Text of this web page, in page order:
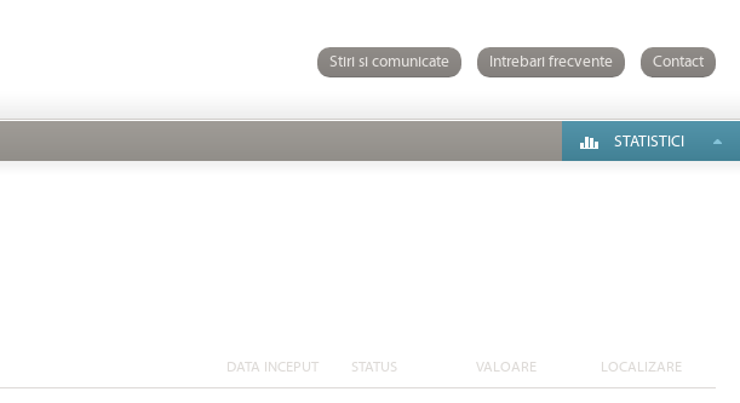
Stiri si comunicate Intrebari frecvente Contact
STATISTICI
DATA INCEPUT STATUS VALOARE LOCALIZARE